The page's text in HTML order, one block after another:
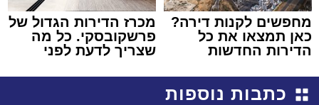
מחפשים לקנות דירה?
כאן תמצאו את כל
הדירות החדשות
מכרז הדירות הגדול של
פרשקובסקי. כל מה
שצריך לדעת לפני
באשדוד
כתבות נוספות